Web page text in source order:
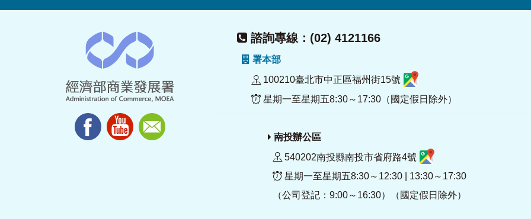
諮詢專線：(02) 4121166
署本部
100210臺北市中正區福州街15號
星期一至星期五8:30～17:30（國定假日除外）
南投辦公區
540202南投縣南投市省府路4號
星期一至星期五8:30～12:30 | 13:30～17:30
（公司登記：9:00～16:30）（國定假日除外）